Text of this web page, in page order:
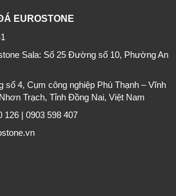
EUROSTONE
Sala: Số 25 Đường số 10, Phường An
số 4, Cụm công nghiệp Phú Thạnh – Vĩnh
Trạch, Tỉnh Đồng Nai, Việt Nam
126 | 0903 598 407